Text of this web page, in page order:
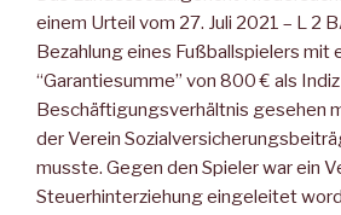
einem Urteil vom 27. Juli 2021 – L 2
Bezahlung eines Fußballspielers mit
“Garantiesumme” von 800 € als
Beschäftigungsverhältnis gesehen
der Verein
musste. Gegen den Spieler war ein
Steuerhinterziehung eingeleitet